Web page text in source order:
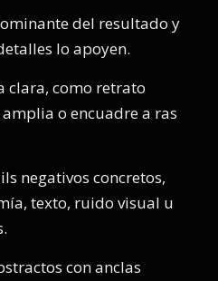
del resultado y
lo apoyen.
clara, como retrato
o encuadre a ras
negativos concretos,
texto, ruido visual u
con anclas